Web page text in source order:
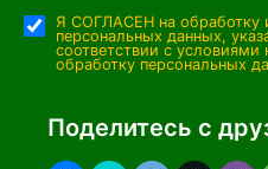
Я СОГЛАСЕН на обработку
персональных данных,
соответствии с условиями
обработку персональных
Поделитесь с